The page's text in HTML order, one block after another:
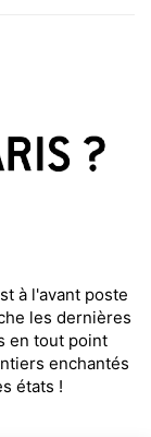
à l'avant poste
les dernières
en tout point
enchantés
états !